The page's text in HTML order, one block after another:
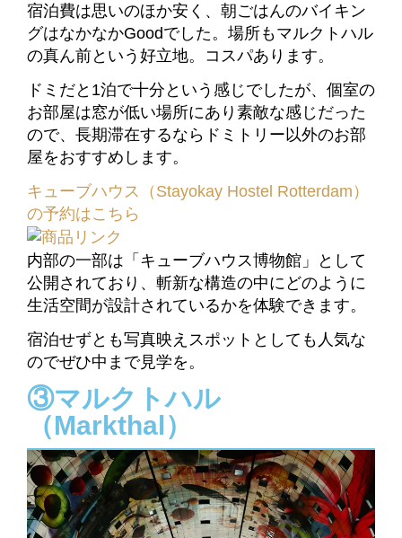
宿泊費は思いのほか安く、 朝ごはんのバイキン
グはなかなかGoodでした。場所もマルクトハル
の真ん前という好立地。コスパあります。
ドミだと1泊で十分という感じでしたが、個室の
お部屋は窓が低い場所にあり素敵な感じだった
ので、長期滞在するならドミトリー以外のお部
屋をおすすめします。
キューブハウス（Stayokay Hostel Rotterdam）
の予約はこちら
内部の一部は「キューブハウス博物館」として
公開されており、斬新な構造の中にどのように
生活空間が設計されているかを体験できます。
宿泊せずとも写真映えスポットとしても人気な
のでぜひ中まで見学を。
③マルクトハル
（Markthal）